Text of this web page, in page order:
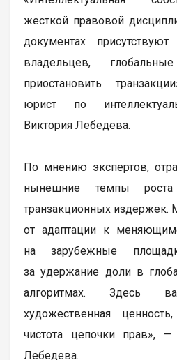
жесткой правовой
документах
владельцев,
приостановить
юрист по
Виктория Лебедева.
По мнению экспертов,
нынешние темпы
транзакционных издержек.
от адаптации к
на зарубежные
за удержание доли в
алгоритмах. Здесь
художественная
чистота цепочки прав»,
Лебедева.